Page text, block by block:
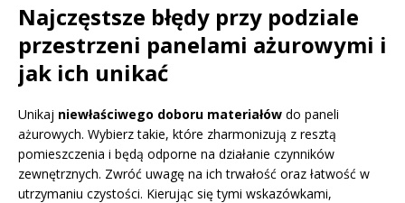
Najczęstsze błędy przy podziale
przestrzeni panelami ażurowymi i
jak ich unikać
Unikaj niewłaściwego doboru materiałów do paneli
ażurowych. Wybierz takie, które zharmonizują z resztą
pomieszczenia i będą odporne na działanie czynników
zewnętrznych. Zwróć uwagę na ich trwałość oraz łatwość w
utrzymaniu czystości. Kierując się tymi wskazówkami,